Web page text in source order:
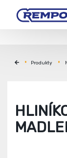
Produkty